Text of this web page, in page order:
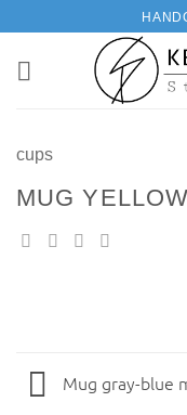
Inhalt
springen
cups
MUG YELLOW
Mug gray-blue